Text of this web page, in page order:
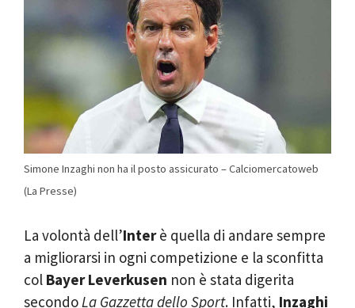
Simone Inzaghi non ha il posto assicurato – Calciomercatoweb
(La Presse)
La volontà dell’Interè quella di andare sempre
a migliorarsi in ogni competizione e la sconfitta
col Bayer Leverkusen non è stata digerita
secondoLa Gazzetta dello Sport. Infatti, Inzaghi